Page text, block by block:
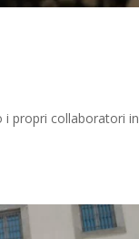
i propri collaboratori in